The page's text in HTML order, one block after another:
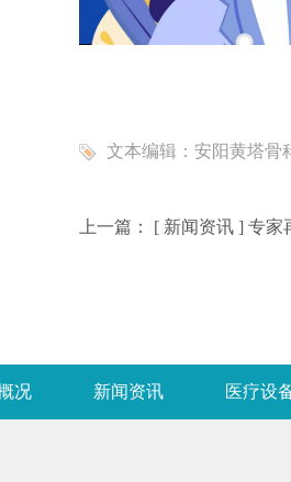
文本编辑： 安阳黄塔骨
上一篇： [ 新闻资讯 ] 专家
况 新闻资讯 医疗设